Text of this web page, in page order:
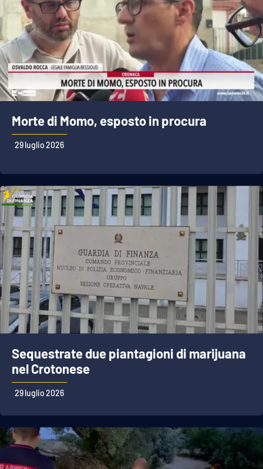
Morte di Momo, esposto in procura
29 luglio 2026
Sequestrate due piantagioni di marijuana
nel Crotonese
29 luglio 2026